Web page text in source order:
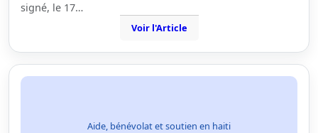
signé, le 17…
Voir l'Article
Aide, bénévolat et soutien en haiti